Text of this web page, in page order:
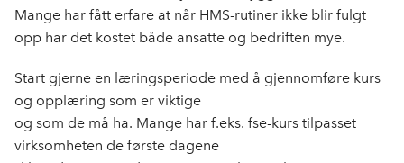
Mange har fått erfare at når HMS-rutiner ikke blir fulgt
opp har det kostet både ansatte og bedriften mye.
Start gjerne en læringsperiode med å gjennomføre kurs
og opplæring som er viktige
og som de må ha. Mange har f.eks. fse-kurs tilpasset
virksomheten de første dagene